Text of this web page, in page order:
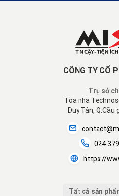
CÔNG TY CỔ
Trụ sở
Tòa nhà
Duy Tân, Q.Cầu
024
https://